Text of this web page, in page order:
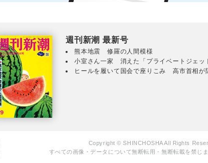
週刊新潮 最新号
熊本地震 修羅の人間模様
小室さん一家 消えた「プライベートジェッ
ヒールを履いて国会で座りこみ 高市首相が
Copyright © SHINCHOSHA All Rights
すべての画像・データについて無断転用・無断転載を禁じま